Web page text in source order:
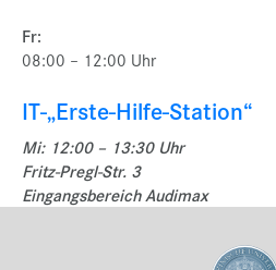
Fr:
08:00 – 12:00 Uhr
IT-„Erste-Hilfe-Station“
Mi: 12:00 – 13:30 Uhr
Fritz-Pregl-Str. 3
Eingangsbereich Audimax